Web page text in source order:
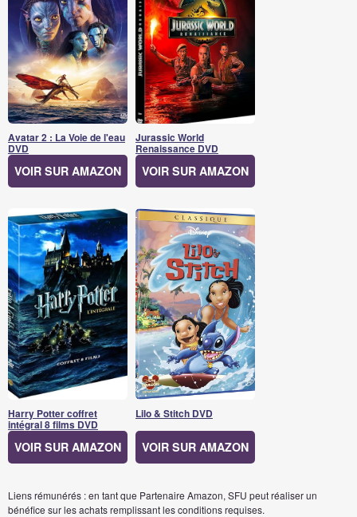
Avatar 2 : La Voie de l'eau
DVD
VOIR SUR AMAZON
Jurassic World
Renaissance DVD
VOIR SUR AMAZON
Harry Potter coffret
intégral 8 films DVD
VOIR SUR AMAZON
Lilo & Stitch DVD
VOIR SUR AMAZON
Liens rémunérés : en tant que Partenaire Amazon, SFU peut réaliser un
bénéfice sur les achats remplissant les conditions requises.